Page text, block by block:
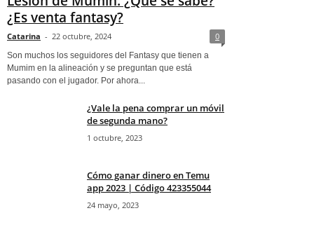
¿Es venta fantasy?
Catarina - 22 octubre, 2024 0
Son muchos los seguidores del Fantasy que tienen a
Mumim en la alineación y se preguntan que está
pasando con el jugador. Por ahora...
¿Vale la pena comprar un móvil
de segunda mano?
1 octubre, 2023
Cómo ganar dinero en Temu
app 2023 | Código 423355044
24 mayo, 2023